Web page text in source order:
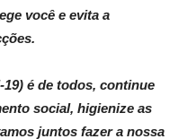
você e evita a
é de todos, continue
social, higienize as
juntos fazer a nossa